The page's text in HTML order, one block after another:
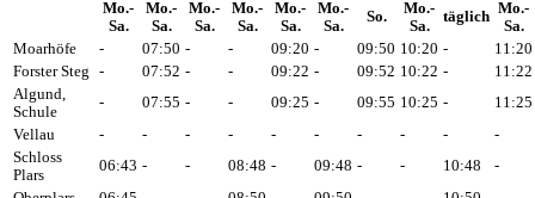
Mo.-
Sa.
Mo.-
Sa.
Mo.-
Sa.
Mo.-
Sa.
Mo.-
Sa.
Mo.-
Sa.
So.
Mo.-
Sa.
täglich Mo.-
Sa.
Moarhöfe
- 07:50 - - 09:20 - 09:50 10:20 -
11:20
Forster Steg
- 07:52 - - 09:22 - 09:52 10:22 -
11:22
Algund,
Schule
- 07:55 - - 09:25 - 09:55 10:25 -
11:25
Vellau
- - - - - - - - -
-
Schloss
Plars
06:43 - - 08:48 - 09:48 - - 10:48
-